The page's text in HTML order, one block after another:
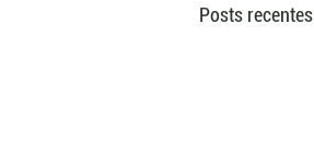
Posts recentes